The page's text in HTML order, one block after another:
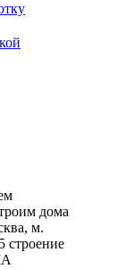
дома
м.
строение